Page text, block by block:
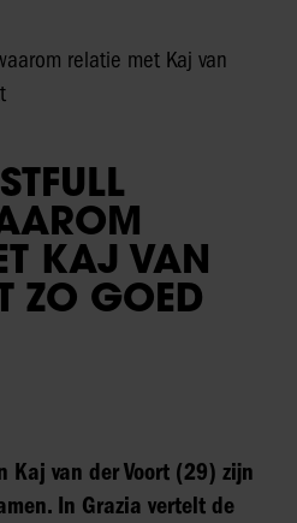
relatie met Kaj van
KAJ VAN
ZO GOED
Kaj van der Voort (29) zijn
In Grazia vertelt de